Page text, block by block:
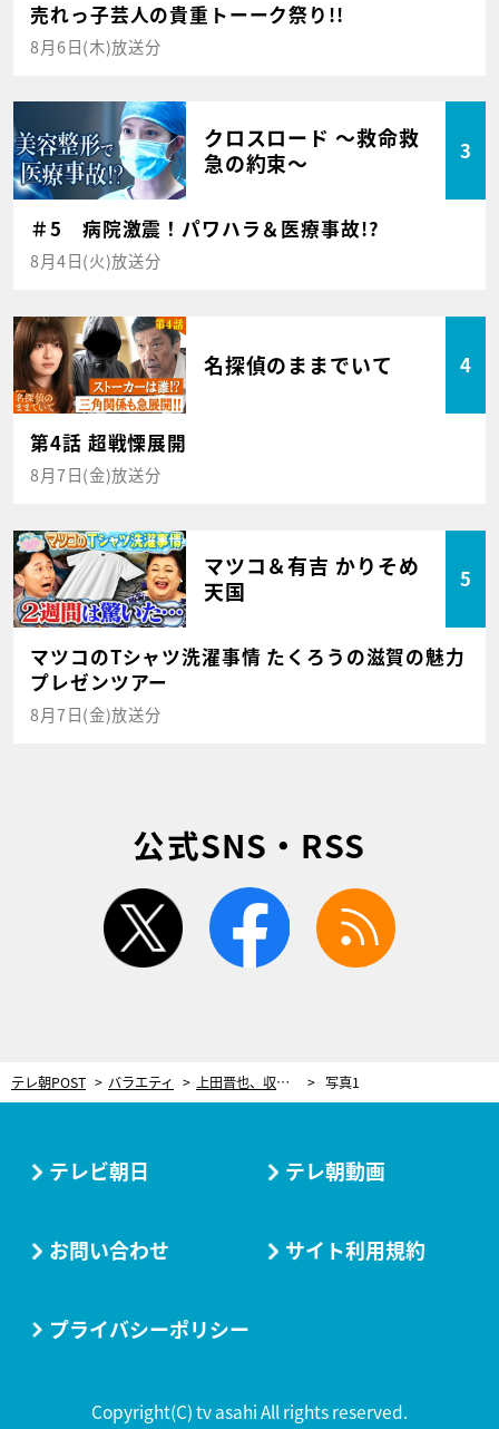
売れっ子芸人の貴重トーーク祭り!!
8月6日(木)放送分
クロスロード ～救命救
急の約束～
3
＃5 病院激震！パワハラ＆医療事故!?
8月4日(火)放送分
名探偵のままでいて 4
第4話 超戦慄展開
8月7日(金)放送分
マツコ＆有吉 かりそめ
天国
5
マツコのTシャツ洗濯事情 たくろうの滋賀の魅力
プレゼンツアー
8月7日(金)放送分
公式SNS・RSS
twitter facebook
テレ朝POST バラエティ 上田晋也、収録中に声荒げ…“ポンコツMC”に怒りの一喝「いい加減覚えろよ！」 写真1
テレビ朝日 テレ朝動画
お問い合わせ サイト利用規約
プライバシーポリシー
Copyright(C) tv asahi All rights reserved.